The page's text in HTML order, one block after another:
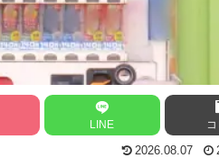
LINE
2026.08.07